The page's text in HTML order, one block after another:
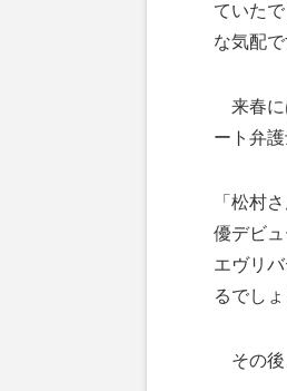
ていた
な気配
来春に
ート弁
「松村
優デビ
エヴリ
るでし
その後